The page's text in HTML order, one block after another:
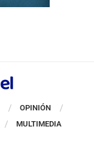
OPINIÓN
MULTIMEDIA